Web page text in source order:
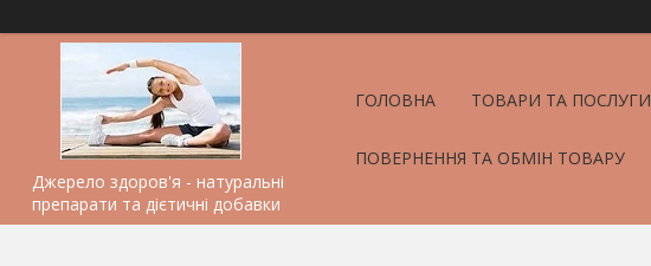
Джерело здоров'я - натуральні
препарати та дієтичні добавки
ГОЛОВНА ТОВАРИ ТА ПОСЛУГИ
ПОВЕРНЕННЯ ТА ОБМІН ТОВАРУ